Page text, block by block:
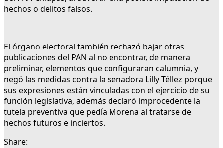
hechos o delitos falsos.
El órgano electoral también rechazó bajar otras
publicaciones del PAN al no encontrar, de manera
preliminar, elementos que configuraran calumnia, y
negó las medidas contra la senadora Lilly Téllez porque
sus expresiones están vinculadas con el ejercicio de su
función legislativa, además declaró improcedente la
tutela preventiva que pedía Morena al tratarse de
hechos futuros e inciertos.
Share: